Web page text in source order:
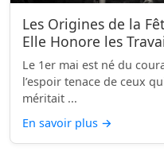
Les Origines de la
Elle Honore les
Le 1er mai est né du
l’espoir tenace de ceux
méritait ...
En savoir plus →